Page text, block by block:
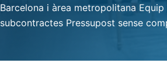
Barcelona i àrea metropolitana
subcontractes Pressupost sense